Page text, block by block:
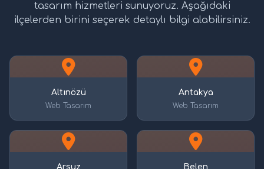
tasarım hizmetleri sunuyoruz. Aşağıdaki
ilçelerden birini seçerek detaylı bilgi alabilirsiniz.
Altınözü
Web Tasarım
Antakya
Web Tasarım
Arsuz Belen